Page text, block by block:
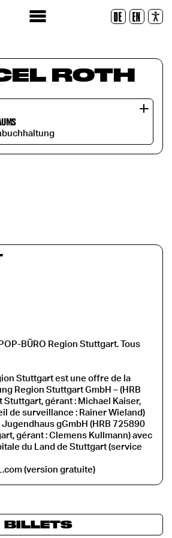
DE EN
Réinitialiser
ROTH
BÜRO Region Stuttgart. Tous
Stuttgart est une offre de la
Region Stuttgart GmbH – (HRB
gérant : Michael Kaiser,
de surveillance : Rainer Wieland)
gGmbH (HRB 725890
gérant : Clemens Kullmann) avec
du Land de Stuttgart (service
(version gratuite)
BILLETS